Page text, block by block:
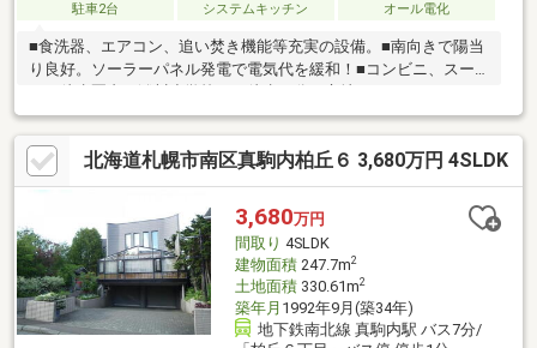
駐車2台
システムキッチン オール電化
■食洗器、エアコン、追い焚き機能等充実の設備。■南向きで陽当
り良好。ソーラーパネル発電で電気代を緩和！■コンビニ、スー
北海道札幌市南区真駒内柏丘６ 3,680万円 4SLDK
3,680万円
間取り 4SLDK
建物面積247.7m2
土地面積330.61m2
築年月 1992年9月(築34年)
地下鉄南北線 真駒内駅 バス7分/